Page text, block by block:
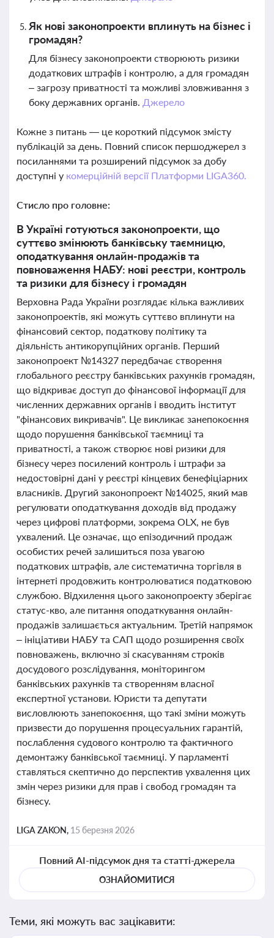
Як нові законопроекти вплинуть на бізнес і
громадян?
Для бізнесу законопроекти створюють ризики
додаткових штрафів і контролю, а для громадян
– загрозу приватності та можливі зловживання з
боку державних органів. Джерело
Кожне з питань — це короткий підсумок змісту
публікацій за день. Повний список першоджерел з
посиланнями та розширений підсумок за добу
доступні у комерційній версії Платформи LIGA360.
Стисло про головне:
В Україні готуються законопроекти, що
суттєво змінюють банківську таємницю,
оподаткування онлайн-продажів та
повноваження НАБУ: нові реєстри, контроль
та ризики для бізнесу і громадян
Верховна Рада України розглядає кілька важливих
законопроектів, які можуть суттєво вплинути на
фінансовий сектор, податкову політику та
діяльність антикорупційних органів. Перший
законопроект №14327 передбачає створення
глобального реєстру банківських рахунків громадян,
що відкриває доступ до фінансової інформації для
численних державних органів і вводить інститут
"фінансових викривачів". Це викликає занепокоєння
щодо порушення банківської таємниці та
приватності, а також створює нові ризики для
бізнесу через посилений контроль і штрафи за
недостовірні дані у реєстрі кінцевих бенефіціарних
власників. Другий законопроект №14025, який мав
регулювати оподаткування доходів від продажу
через цифрові платформи, зокрема OLX, не був
ухвалений. Це означає, що епізодичний продаж
особистих речей залишиться поза увагою
податкових штрафів, але систематична торгівля в
інтернеті продовжить контролюватися податковою
службою. Відхилення цього законопроекту зберігає
статус-кво, але питання оподаткування онлайн-
продажів залишається актуальним. Третій напрямок
– ініціативи НАБУ та САП щодо розширення своїх
повноважень, включно зі скасуванням строків
досудового розслідування, моніторингом
банківських рахунків та створенням власної
експертної установи. Юристи та депутати
висловлюють занепокоєння, що такі зміни можуть
призвести до порушення процесуальних гарантій,
послаблення судового контролю та фактичного
демонтажу банківської таємниці. У парламенті
ставляться скептично до перспектив ухвалення цих
змін через ризики для прав і свобод громадян та
бізнесу.
LIGA ZAKON, 15 березня 2026
Повний AI-підсумок дня та статті-джерела
ОЗНАЙОМИТИСЯ
Теми, які можуть вас зацікавити: